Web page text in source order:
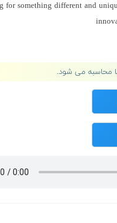
for something different and
محاسبه می شود.